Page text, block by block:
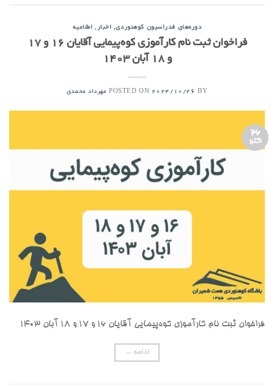
دوره‌های فدراسیون کوهنوردی, اخبار , اطلاعیه
فراخوان ثبت نام کارآموزی کوه‌پیمایی آقایان ۱۶ و ۱۷
و ۱۸ آبان ۱۴۰۳
POSTED ON 2024/10/26 BY مهرداد محمدی
26
اکتبر
فراخوان ثبت نام کارآموزی کوه‌پیمایی آقایان ۱۶ و ۱۷ و ۱۸ آبان ۱۴۰۳
ادامه →